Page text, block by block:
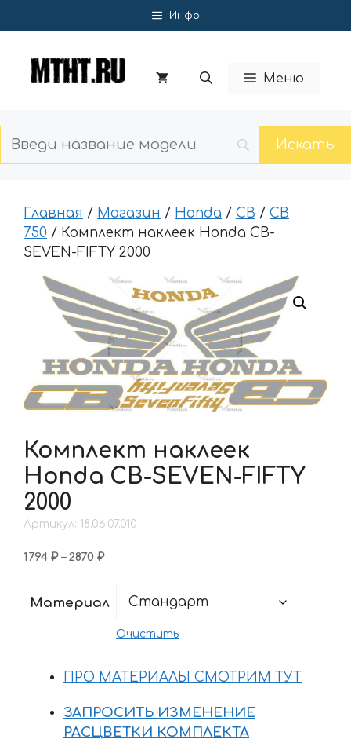
к
Инфо
Меню
Главная / Магазин / Honda / CB / CB
750 / Комплект наклеек Honda CB-
SEVEN-FIFTY 2000
Комплект наклеек
Honda CB-SEVEN-FIFTY
2000
Артикул: 18.06.07.010
1794 ₽ – 2870 ₽Диапазон
–
Материал
Очистить
ПРО МАТЕРИАЛЫ СМОТРИМ ТУТ
ЗАПРОСИТЬ ИЗМЕНЕНИЕ
РАСЦВЕТКИ КОМПЛЕКТА